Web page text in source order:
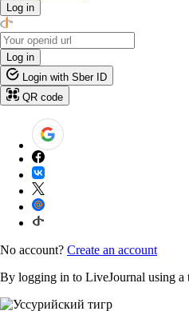
Log in
Log in
Login with Sber ID
QR code
No account? Create an account
By logging in to LiveJournal using a